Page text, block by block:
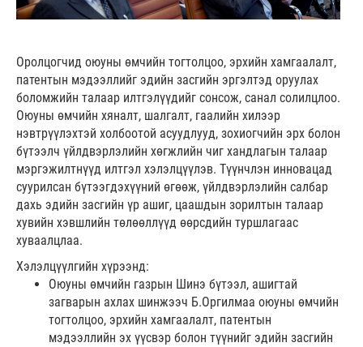
Оролцогчид оюуны өмчийн тогтолцоо, эрхийн хамгаалалт,
патентын мэдээллийг эдийн засгийн эргэлтэд оруулах
боломжийн талаар илтгэлүүдийг сонсож, санал солилцлоо.
Оюуны өмчийн хяналт, шалгалт, гаалийн хилээр
нэвтрүүлэхтэй холбоотой асуудлууд, зохиогчийн эрх болон
бүтээлч үйлдвэрлэлийн хөгжлийн чиг хандлагын талаар
мэргэжилтнүүд илтгэл хэлэлцүүлэв. Түүнчлэн инновацад
суурилсан бүтээгдэхүүний өгөөж, үйлдвэрлэлийн салбар
дахь эдийн засгийн үр ашиг, цаашдын зорилтын талаар
хувийн хэвшлийн төлөөллүүд өөрсдийн туршлагаас
хуваалцлаа.
Хэлэлцүүлгийн хүрээнд:
Оюуны өмчийн газрын Шинэ бүтээл, ашигтай
загварын ахлах шинжээч Б.Оргилмаа оюуны өмчийн
тогтолцоо, эрхийн хамгаалалт, патентын
мэдээллийн эх үүсвэр болон түүнийг эдийн засгийн